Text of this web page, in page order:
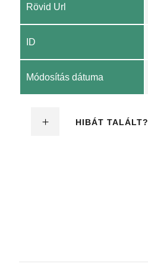
Rövid Url
ID
Módosítás dátuma
HIBÁT TALÁLT?